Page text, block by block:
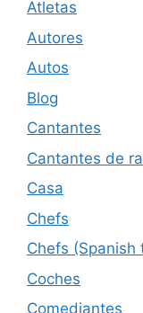
Atletas
Autores
Autos
Blog
Cantantes
Cantantes de
Casa
Chefs
Chefs (Spanish
Coches
Comediantes